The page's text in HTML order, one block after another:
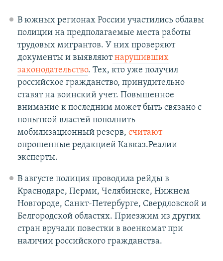
В южных регионах России участились облавы
полиции на предполагаемые места работы
трудовых мигрантов. У них проверяют
документы и выявляютнарушивших
законодательство. Тех, кто уже получил
российское гражданство, принудительно
ставят на воинский учет. Повышенное
внимание к последним может быть связано с
попыткой властей пополнить
мобилизационный резерв, считают
опрошенные редакцией Кавказ.Реалии
эксперты.
В августе полиция проводила рейды в
Краснодаре, Перми, Челябинске, Нижнем
Новгороде, Санкт-Петербурге, Свердловской и
Белгородской областях. Приезжим из других
стран вручали повестки в военкомат при
наличии российского гражданства.